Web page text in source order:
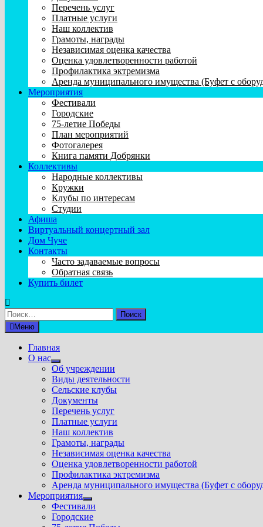
Перечень услуг
Платные услуги
Наш коллектив
Грамоты, награды
Независимая оценка качества
Оценка удовлетворенности работой
Профилактика эктремизма
Аренда муниципального имущества (Буфет с
Мероприятия
Фестивали
Городские
75-летие Победы
План мероприятий
Фотогалерея
Книга памяти Добрянки
Коллективы
Народные коллективы
Кружки
Клубы по интересам
Студии
Афиша
Виртуальный концертный зал
Дом Чуче
Контакты
Часто задаваемые вопросы
Обратная связь
Купить билет
Найти:
Меню
Главная
О нас
Показать
подменю
Об учреждении
Виды деятельности
Сельские клубы
Документы
Перечень услуг
Платные услуги
Наш коллектив
Грамоты, награды
Независимая оценка качества
Оценка удовлетворенности работой
Профилактика эктремизма
Аренда муниципального имущества (Буфет с
Мероприятия
Показать
подменю
Фестивали
Городские